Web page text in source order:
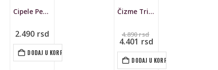
4.890rsd
je
bila:
4.890 rsd.
4.401rsd
cena
je:
4.401 rsd.
DODAJ U KORPU
2.590rsd
bila:
2.590 rsd.
2.331rsd
je:
2.331 rsd.
DODAJ U KORPU